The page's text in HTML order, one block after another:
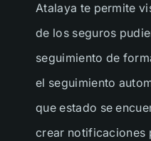
Atalaya te permite
de los seguros
seguimiento de
el seguimiento
que estado se
crear notificaciones
CONECTA CON